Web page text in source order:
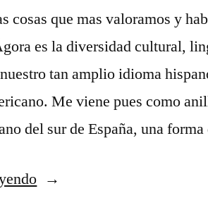
cosas que mas valoramos y
es la diversidad cultural,
tan amplio idioma
Me viene pues como
del sur de España, una
«Que